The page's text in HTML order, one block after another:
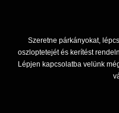
Szeretne párkányokat,
oszloptetejét és kerítést
Lépjen kapcsolatba velünk